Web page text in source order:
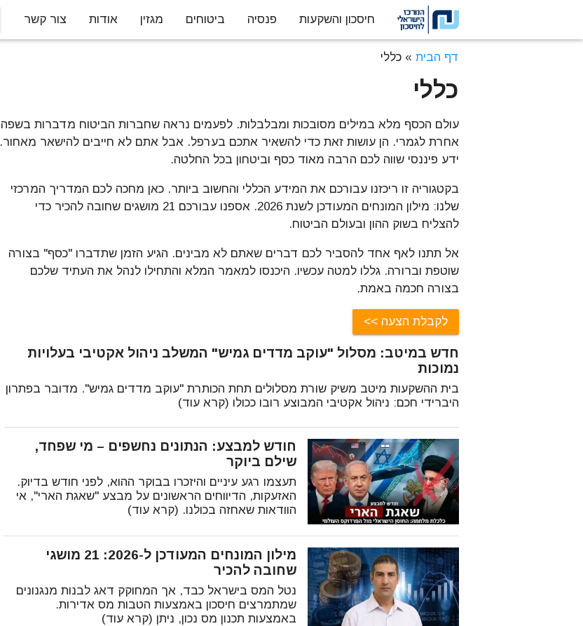
דלג לתוכן
חיסכון והשקעות פנסיה ביטוחים מגזין אודות צור קשר
דף הבית » כללי
כללי
עולם הכסף מלא במילים מסובכות ומבלבלות. לפעמים נראה שחברות הביטוח מדברות בשפה
אחרת לגמרי. הן עושות זאת כדי להשאיר אתכם בערפל. אבל אתם לא חייבים להישאר מאחור.
ידע פיננסי שווה לכם הרבה מאוד כסף וביטחון בכל החלטה.
בקטגוריה זו ריכזנו עבורכם את המידע הכללי והחשוב ביותר. כאן מחכה לכם המדריך המרכזי
שלנו: מילון המונחים המעודכן לשנת 2026. אספנו עבורכם 21 מושגים שחובה להכיר כדי
להצליח בשוק ההון ובעולם הביטוח.
אל תתנו לאף אחד להסביר לכם דברים שאתם לא מבינים. הגיע הזמן שתדברו "כסף" בצורה
שוטפת וברורה. גללו למטה עכשיו. היכנסו למאמר המלא והתחילו לנהל את העתיד שלכם
בצורה חכמה באמת.
לקבלת הצעה
חדש במיטב: מסלול "עוקב מדדים גמיש" המשלב ניהול אקטיבי בעלויות
נמוכות
בית ההשקעות מיטב משיק שורת מסלולים תחת הכותרת "עוקב מדדים גמיש". מדובר בפתרון
היברידי חכם: ניהול אקטיבי המבוצע רובו ככולו (קרא עוד)
חודש למבצע: הנתונים נחשפים – מי שפחד,
שילם ביוקר
תעצמו רגע עיניים והיזכרו בבוקר ההוא, לפני חודש בדיוק.
האזעקות, הדיווחים הראשונים על מבצע "שאגת הארי", אי
הוודאות שאחזה בכולנו. (קרא עוד)
מילון המונחים המעודכן ל-2026: 21 מושגי
שחובה להכיר
נטל המס בישראל כבד, אך המחוקק דאג לבנות מנגנונים
שמתמרצים חיסכון באמצעות הטבות מס אדירות.
באמצעות תכנון מס נכון, ניתן (קרא עוד)